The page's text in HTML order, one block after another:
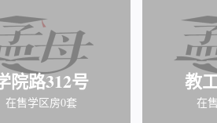
院路312号
在售学区房0套
教
在